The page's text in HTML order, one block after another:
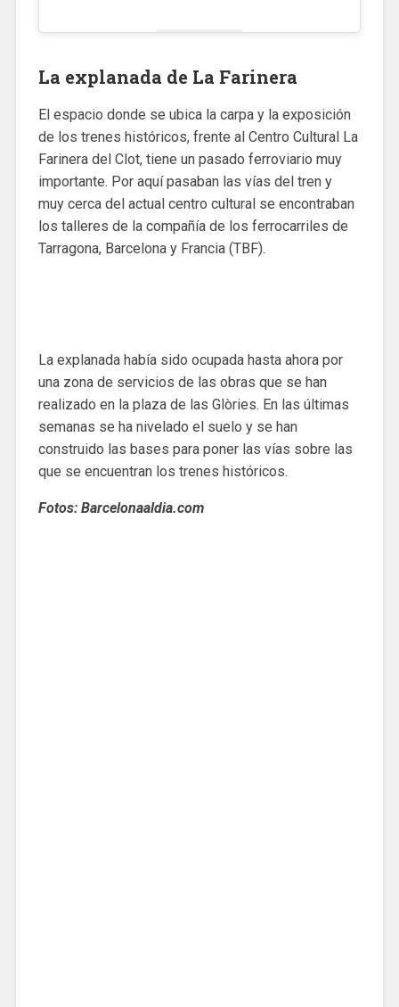
La explanada de La Farinera
El espacio donde se ubica la carpa y la exposición
de los trenes históricos, frente al Centro Cultural La
Farinera del Clot, tiene un pasado ferroviario muy
importante. Por aquí pasaban las vías del tren y
muy cerca del actual centro cultural se encontraban
los talleres de la compañía de los ferrocarriles de
Tarragona, Barcelona y Francia (TBF).
La explanada había sido ocupada hasta ahora por
una zona de servicios de las obras que se han
realizado en la plaza de las Glòries. En las últimas
semanas se ha nivelado el suelo y se han
construido las bases para poner las vías sobre las
que se encuentran los trenes históricos.
Fotos: Barcelonaaldia.com